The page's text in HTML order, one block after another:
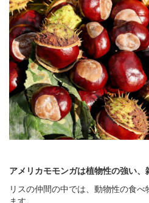
アメリカモモンガは植物性の強い、
リスの仲間の中では、動物性の食
ます。